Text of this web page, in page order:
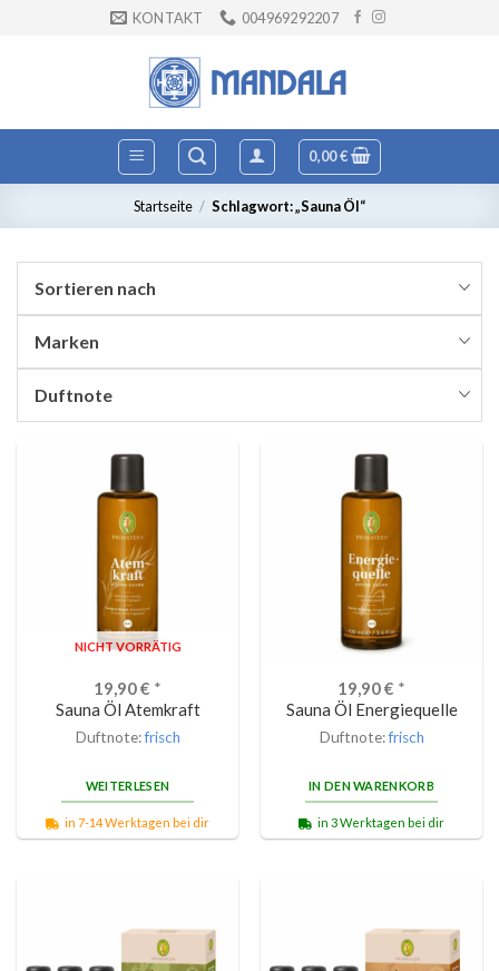
KONTAKT 004969292207
0,00€
Startseite / Schlagwort: „Sauna Öl“
Sortieren nach
Marken
Duftnote
NICHT VORRÄTIG
19,90€ *
Sauna Öl Atemkraft
Duftnote:frisch
WEITERLESEN
in 7-14 Werktagen bei dir
19,90€ *
Sauna Öl Energiequelle
Duftnote:frisch
IN DEN WARENKORB
in 3 Werktagen bei dir